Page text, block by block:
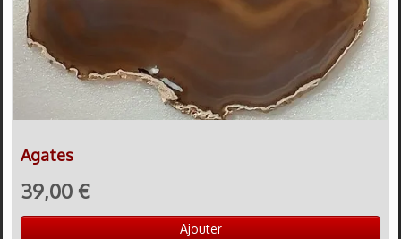
Agates
39,00 €
Ajouter